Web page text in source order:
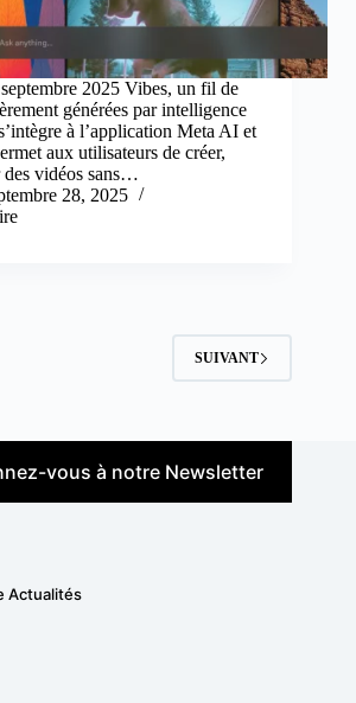
2025 Vibes, un fil de
générées par intelligence
à l’application Meta AI et
aux utilisateurs de créer,
des vidéos sans…
28, 2025
SUIVANT
vous à notre Newsletter
Actualités